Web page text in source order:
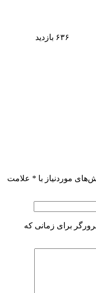
۶۳۶ بازدید
موردنیاز با * علامت
برای زمانی که